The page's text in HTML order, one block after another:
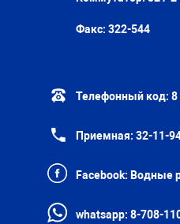
Факс: 322-544
Телефонный код: 8
Приемная: 32-11-
Facebook: Водные
whatsapp: 8-708-